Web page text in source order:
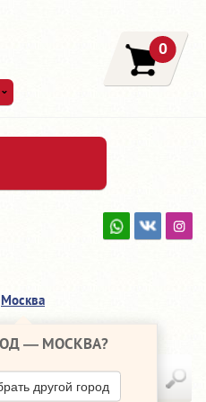
0
Москва
— МОСКВА?
другой город